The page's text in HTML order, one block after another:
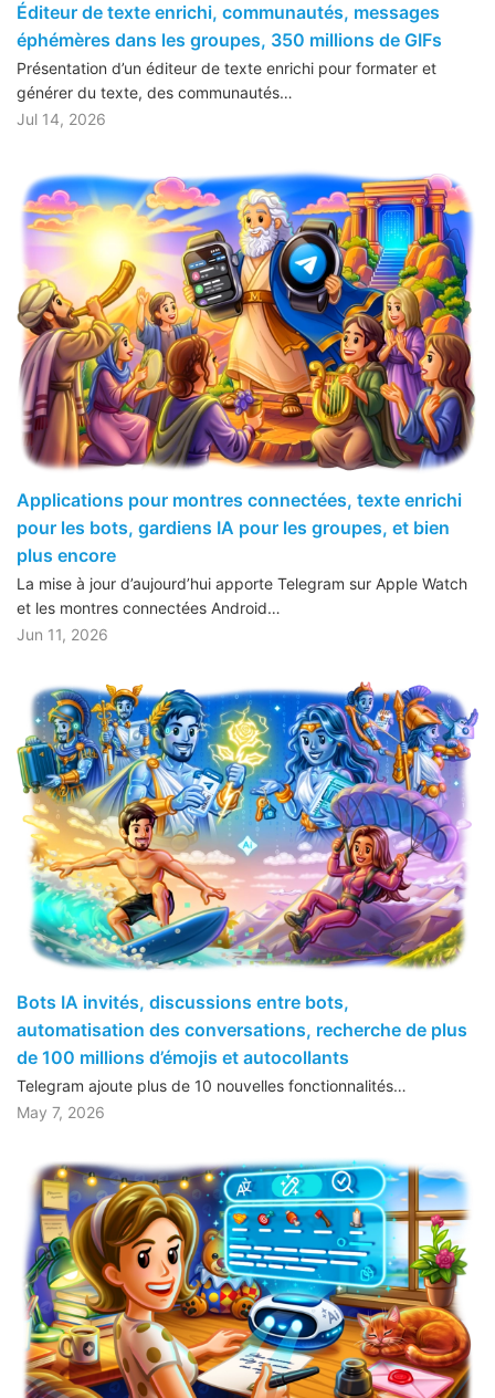
Éditeur de texte enrichi, communautés, messages
éphémères dans les groupes, 350 millions de GIFs
Présentation d’un éditeur de texte enrichi pour formater et
générer du texte, des communautés…
Jul 14, 2026
Applications pour montres connectées, texte enrichi
pour les bots, gardiens IA pour les groupes, et bien
plus encore
La mise à jour d’aujourd’hui apporte Telegram sur Apple Watch
et les montres connectées Android…
Jun 11, 2026
Bots IA invités, discussions entre bots,
automatisation des conversations, recherche de plus
de 100 millions d’émojis et autocollants
Telegram ajoute plus de 10 nouvelles fonctionnalités…
May 7, 2026